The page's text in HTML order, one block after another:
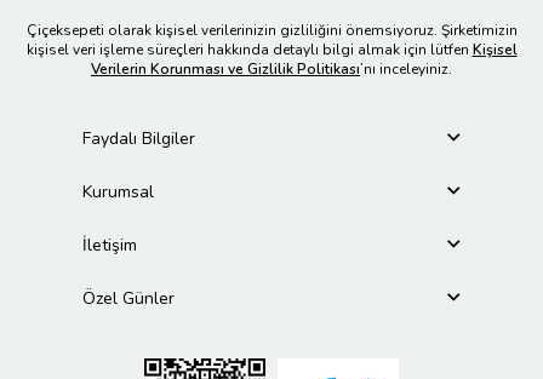
Çiçeksepeti olarak kişisel verilerinizin gizliliğini önemsiyoruz. Şirketimizin
kişisel veri işleme süreçleri hakkında detaylı bilgi almak için lütfen Kişisel
Verilerin Korunması ve Gizlilik Politikası’nı inceleyiniz.
Faydalı Bilgiler
Kurumsal
İletişim
Özel Günler